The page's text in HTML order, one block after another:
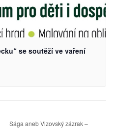
se soutěží ve vaření
Sága aneb Vizovský zázrak –